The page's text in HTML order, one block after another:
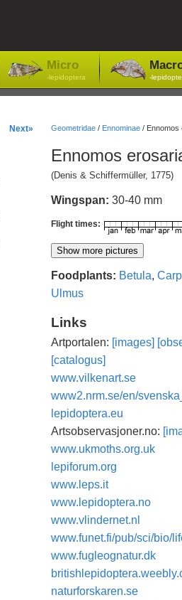
Micro
-lepidoptera -
Geometridae/ Ennominae/ Ennomos
Ennomos
(Denis & Schiffermüller, 1775)
Wingspan: 30-40 mm
Flight times:
Foodplants: Betula,
Ulmus
Links
Artportalen: [images]
[catalogus]
www.vilkenart.se
www2.nrm.se/en/
lepidoptera.eu
Artsobservasjoner.no:
www.ukmoths.org.uk
lepiforum.org
www.leps.it
www.lepidoptera.no
www.vlindernet.nl
www.funet.fi/pub/sci/bio/
www.fugleognatur.dk
naturforskaren.se
Next»